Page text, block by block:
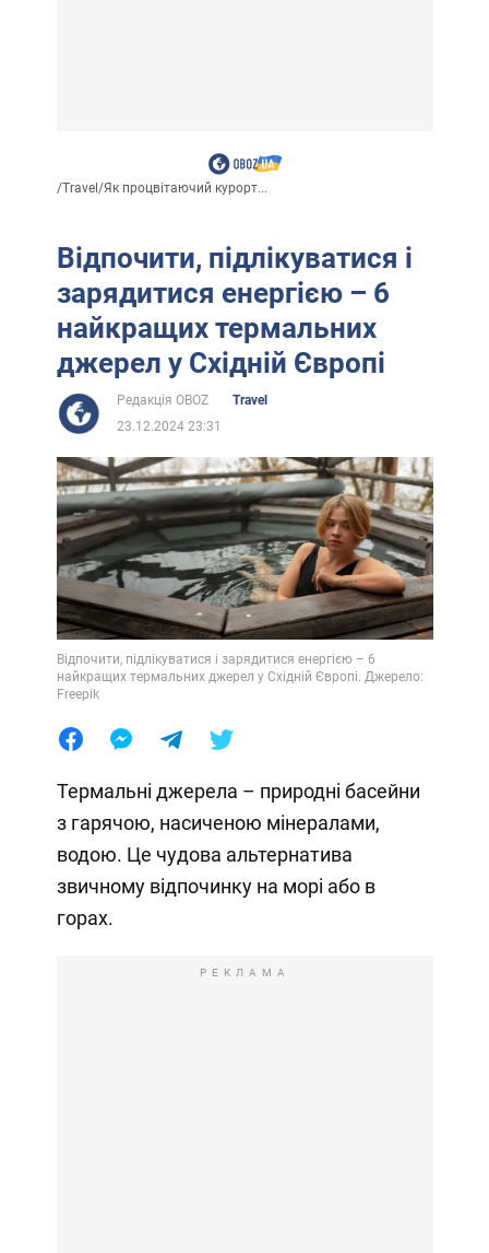
/Travel /Як процвітаючий курорт...
Відпочити, підлікуватися і
зарядитися енергією – 6
найкращих термальних
джерел у Східній Європі
Редакція OBOZ
Travel
23.12.2024 23:31
Відпочити, підлікуватися і зарядитися енергією – 6
найкращих термальних джерел у Східній Європі. Джерело:
Freepik
Термальні джерела – природні басейни
з гарячою, насиченою мінералами,
водою. Це чудова альтернатива
звичному відпочинку на морі або в
горах.
РЕКЛАМА